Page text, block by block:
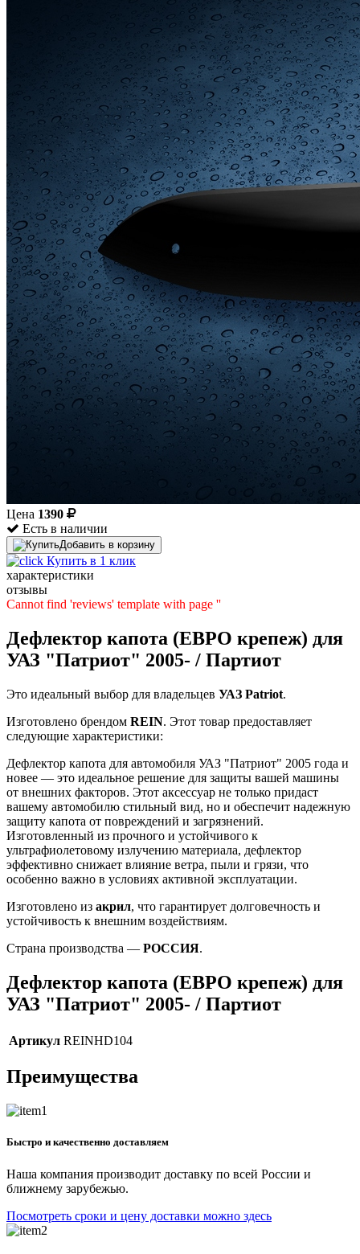
Цена 1390
Есть в наличии
Добавить в корзину
Купить в 1 клик
характеристики
отзывы
Cannot find 'reviews' template with page ''
Дефлектор капота (ЕВРО крепеж) для
УАЗ "Патриот" 2005- / Партиот
Это идеальный выбор для владельцев УАЗ Patriot.
Изготовлено брендом REIN. Этот товар предоставляет
следующие характеристики:
Дефлектор капота для автомобиля УАЗ "Патриот" 2005 года и
новее — это идеальное решение для защиты вашей машины
от внешних факторов. Этот аксессуар не только придаст
вашему автомобилю стильный вид, но и обеспечит надежную
защиту капота от повреждений и загрязнений.
Изготовленный из прочного и устойчивого к
ультрафиолетовому излучению материала, дефлектор
эффективно снижает влияние ветра, пыли и грязи, что
особенно важно в условиях активной эксплуатации.
Изготовлено из акрил, что гарантирует долговечность и
устойчивость к внешним воздействиям.
Страна производства — РОССИЯ.
Дефлектор капота (ЕВРО крепеж) для
УАЗ "Патриот" 2005- / Партиот
Артикул REINHD104
Преимущества
Быстро и качественно доставляем
Наша компания производит доставку по всей России и
ближнему зарубежью.
Посмотреть сроки и цену доставки можно здесь